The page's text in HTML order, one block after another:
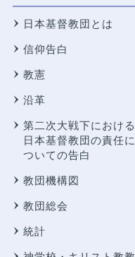
日本基督教団とは
信仰告白
教憲
沿革
第二次大戦下における
日本基督教団の責任に
ついての告白
教団機構図
教団総会
統計